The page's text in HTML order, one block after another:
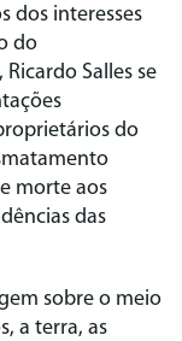
dos interesses
do
Salles se
do
morte aos
das
sobre o meio
a terra, as